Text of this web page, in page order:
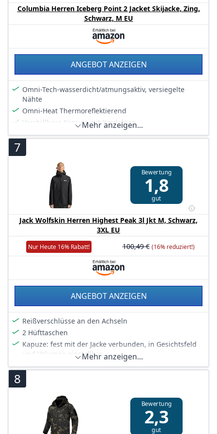
Columbia Herren Iceberg Point 2 Jacket Skijacke, Zing,
Schwarz, M EU
ANGEBOT ANZEIGEN
Omni-Tech-wasserdicht/atmungsaktiv, versiegelte
Nähte
Omni-Heat Thermoreflektierend
Verstellbare Kapuze mit Kordelzug
Kinnschutz
PU-beschichteter Reißverschluss vorne in der Mitte
Verstellbarer Puderrock mit Schnappverschluss
Brusttasche
Skipasstasche
Innentasche
Mehr anzeigen...
7
Bewertung
1,8
gut
Jack Wolfskin Herren Highest Peak 3l Jkt M, Schwarz,
3XL EU
Nur Heute 16% Rabatt! 100,49 € (16% reduziert!)
ANGEBOT ANZEIGEN
Reißverschlüsse an den Achseln
2 Hüfttaschen
Kapuze: fest mit der Jacke verbunden, in Gesichtsfeld
und Volumen einstellbar
einstellbarer Saum
Mehr anzeigen...
8
Bewertung
2,3
gut